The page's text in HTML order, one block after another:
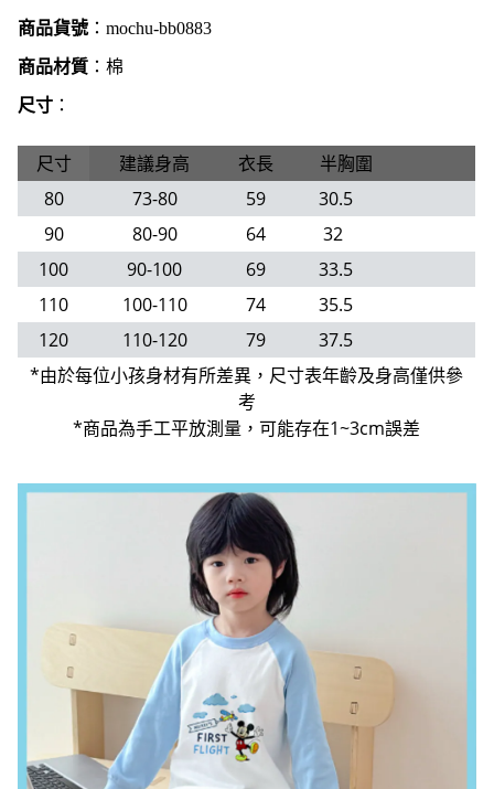
商品貨號： mochu-bb0883
商品材質 ：棉
尺寸 ：
尺寸 建議身高 衣長
半胸圍
80
73-80 59
30.5
90
80-90 64
32
100
90-100 69
33.5
110
100-110 74
35.5
120
110-120 79
37.5
*由於每位小孩身材有所差異，尺寸表年齡及身高僅供參
考
*商品為手工平放測量，可能存在1~3cm誤差